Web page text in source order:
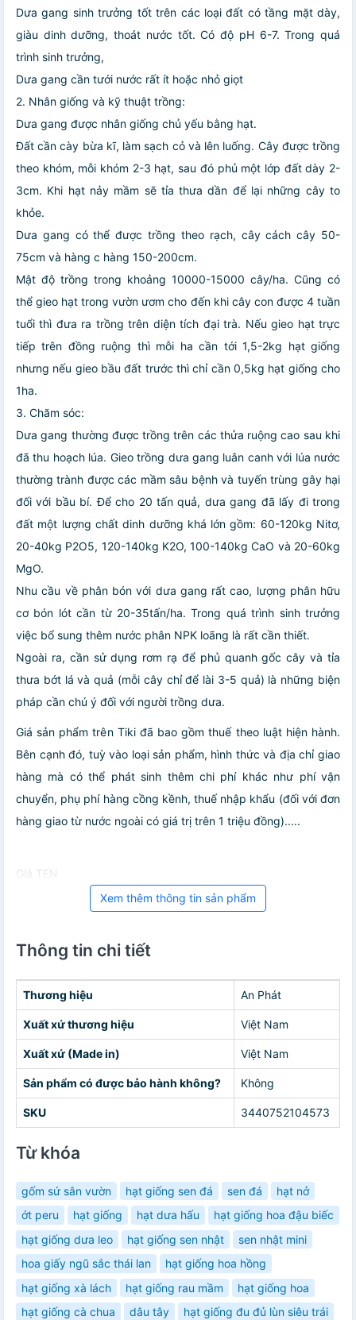
Dưa gang sinh trưởng tốt trên các loại đất có tầng mặt dày,
giàu dinh dưỡng, thoát nước tốt. Có độ pH 6-7. Trong quá
trình sinh trưởng,
Dưa gang cần tưới nước rất ít hoặc nhỏ giọt
2. Nhân giống và kỹ thuật trồng:
Dưa gang được nhân giống chủ yếu bằng hạt.
Đất cần cày bừa kĩ, làm sạch cỏ và lên luống. Cây được trồng
theo khóm, mỗi khóm 2-3 hạt, sau đó phủ một lớp đất dày 2-
3cm. Khi hạt nảy mầm sẽ tỉa thưa dần để lại những cây to
khỏe.
Dưa gang có thể được trồng theo rạch, cây cách cây 50-
75cm và hàng c hàng 150-200cm.
Mật độ trồng trong khoảng 10000-15000 cây/ha. Cũng có
thể gieo hạt trong vườn ươm cho đến khi cây con được 4 tuần
tuổi thì đưa ra trồng trên diện tích đại trà. Nếu gieo hạt trực
tiếp trên đồng ruộng thì mỗi ha cần tới 1,5-2kg hạt giống
nhưng nếu gieo bầu đất trước thì chỉ cần 0,5kg hạt giống cho
1ha.
3. Chăm sóc:
Dưa gang thường được trồng trên các thửa ruộng cao sau khi
đã thu hoạch lúa. Gieo trồng dưa gang luân canh với lúa nước
thường trành được các mầm sâu bệnh và tuyến trùng gây hại
đối với bầu bí. Để cho 20 tấn quả, dưa gang đã lấy đi trong
đất một lượng chất dinh dưỡng khá lớn gồm: 60-120kg Nitơ,
20-40kg P2O5, 120-140kg K2O, 100-140kg CaO và 20-60kg
MgO.
Nhu cầu về phân bón với dưa gang rất cao, lượng phân hữu
cơ bón lót cần từ 20-35tấn/ha. Trong quá trình sinh trưởng
việc bổ sung thêm nước phân NPK loãng là rất cần thiết.
Ngoài ra, cần sử dụng rơm rạ để phủ quanh gốc cây và tỉa
thưa bớt lá và quả (mỗi cây chỉ để lài 3-5 quả) là những biện
pháp cần chú ý đối với người trồng dưa.
Giá sản phẩm trên Tiki đã bao gồm thuế theo luật hiện hành.
Bên cạnh đó, tuỳ vào loại sản phẩm, hình thức và địa chỉ giao
hàng mà có thể phát sinh thêm chi phí khác như phí vận
chuyển, phụ phí hàng cồng kềnh, thuế nhập khẩu (đối với đơn
hàng giao từ nước ngoài có giá trị trên 1 triệu đồng).....
Giá TEN
Xem thêm thông tin sản phẩm
Thông tin chi tiết
Thương hiệu An Phát
Xuất xứ thương hiệu Việt Nam
Xuất xứ (Made in) Việt Nam
Sản phẩm có được bảo hành không? Không
SKU 3440752104573
Từ khóa
gốm sứ sân vườn hạt giống sen đá sen đá
hạt nở
ớt peru
hạt giống hạt dưa hấu
hạt giống hoa đậu biếc
hạt giống dưa leo
hạt giống sen nhật
sen nhật mini
hoa giấy ngũ sắc thái lan
hạt giống hoa hồng
hạt giống xà lách
hạt giống rau mầm
hạt giống hoa
hạt giống cà chua
dâu tây
hạt giống đu đủ lùn siêu trái